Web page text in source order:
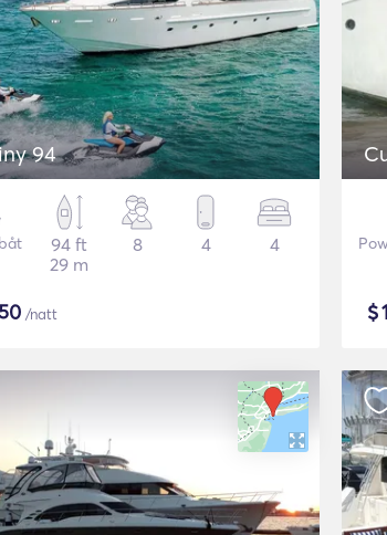
94
94 ft
29 m
8 4 4
/natt $